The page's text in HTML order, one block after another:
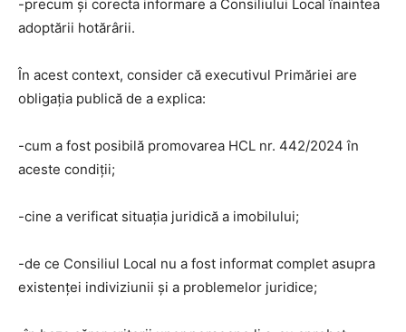
-precum și corecta informare a Consiliului Local înaintea
adoptării hotărârii.
În acest context, consider că executivul Primăriei are
obligația publică de a explica:
-cum a fost posibilă promovarea HCL nr. 442/2024 în
aceste condiții;
-cine a verificat situația juridică a imobilului;
-de ce Consiliul Local nu a fost informat complet asupra
existenței indiviziunii și a problemelor juridice;